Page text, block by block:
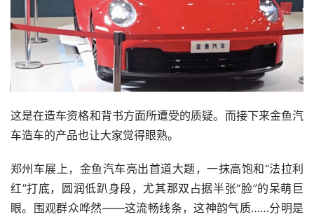
这是在造车资格和背书方面所遭受的质疑。而接下来金鱼汽
车造车的产品也让大家觉得眼熟。
郑州车展上，金鱼汽车亮出首道大题，一抹高饱和“法拉利
红”打底，圆润低趴身段，尤其那双占据半张“脸”的呆萌巨
眼。围观群众哗然——这流畅线条，这神韵气质……分明是